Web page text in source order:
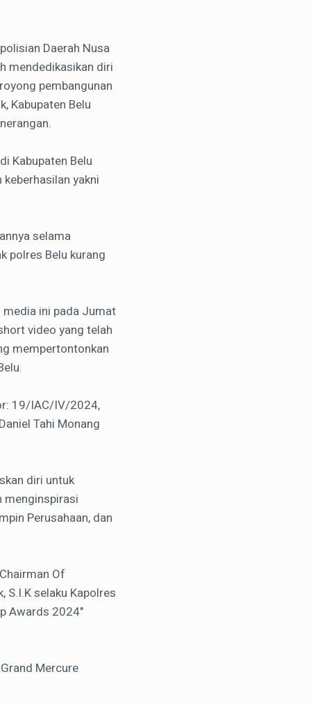
Daerah Nusa
mendedikasikan diri
pembangunan
Kabupaten Belu
Kabupaten Belu
yakni
selama
polres Belu kurang
media ini pada Jumat
video yang telah
mempertontonkan
19/IAC/IV/2024,
Tahi Monang
diri untuk
menginspirasi
Perusahaan, dan
Of
S.I.K selaku Kapolres
Awards 2024"
Mercure